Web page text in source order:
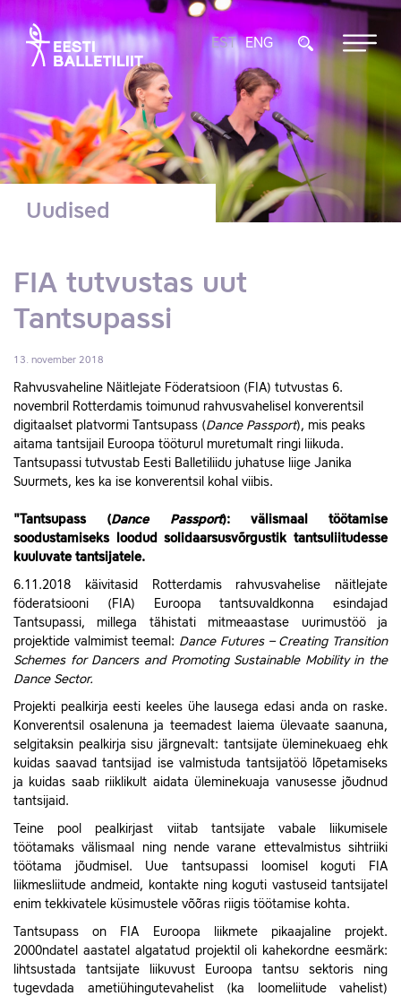
EST ENG
Uudised
FIA tutvustas uut
Tantsupassi
13. november 2018
Rahvusvaheline Näitlejate Föderatsioon (FIA) tutvustas 6.
novembril Rotterdamis toimunud rahvusvahelisel konverentsil
digitaalset platvormi Tantsupass (Dance Passport), mis peaks
aitama tantsijail Euroopa tööturul muretumalt ringi liikuda.
Tantsupassi tutvustab Eesti Balletiliidu juhatuse liige Janika
Suurmets, kes ka ise konverentsil kohal viibis.
"Tantsupass (Dance Passport): välismaal töötamise
soodustamiseks loodud solidaarsusvõrgustik tantsuliitudesse
kuuluvate tantsijatele.
6.11.2018 käivitasid Rotterdamis rahvusvahelise näitlejate
föderatsiooni (FIA) Euroopa tantsuvaldkonna esindajad
Tantsupassi, millega tähistati mitmeaastase uurimustöö ja
projektide valmimist teemal: Dance Futures – Creating Transition
Schemes for Dancers and Promoting Sustainable Mobility in the
Dance Sector.
Projekti pealkirja eesti keeles ühe lausega edasi anda on raske.
Konverentsil osalenuna ja teemadest laiema ülevaate saanuna,
selgitaksin pealkirja sisu järgnevalt: tantsijate üleminekuaeg ehk
kuidas saavad tantsijad ise valmistuda tantsijatöö lõpetamiseks
ja kuidas saab riiklikult aidata üleminekuaja vanusesse jõudnud
tantsijaid.
Teine pool pealkirjast viitab tantsijate vabale liikumisele
töötamaks välismaal ning nende varane ettevalmistus sihtriiki
töötama jõudmisel. Uue tantsupassi loomisel koguti FIA
liikmesliitude andmeid, kontakte ning koguti vastuseid tantsijatel
enim tekkivatele küsimustele võõras riigis töötamise kohta.
Tantsupass on FIA Euroopa liikmete pikaajaline projekt.
2000ndatel aastatel algatatud projektil oli kahekordne eesmärk:
lihtsustada tantsijate liikuvust Euroopa tantsu sektoris ning
tugevdada ametiühingutevahelist (ka loomeliitude vahelist)